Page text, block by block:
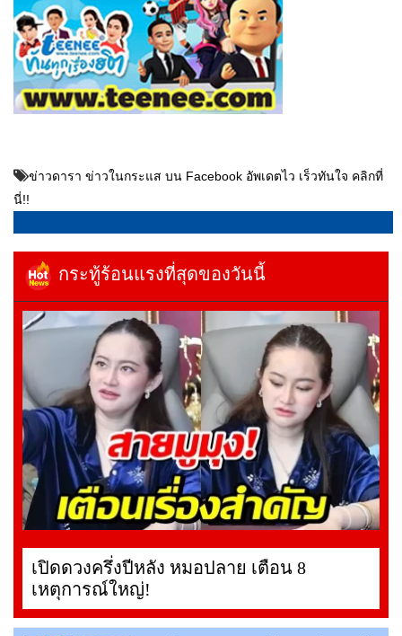
ข่าวดารา ข่าวในกระแส บน Facebook อัพเดตไว เร็วทันใจ คลิกที่
นี่!!
กระทู้ร้อนแรงที่สุดของวันนี้
เปิดดวงครึ่งปีหลัง หมอปลาย เตือน 8
เหตุการณ์ใหญ่!